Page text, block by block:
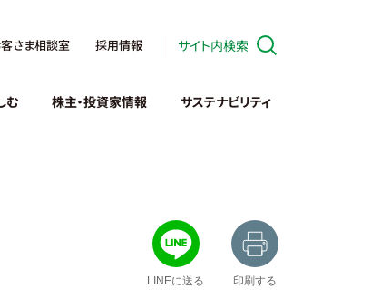
さま相談室 採用情報 サイト内検索
む 株主・投資家情報 サステナビリティ
LINEに送る 印刷する